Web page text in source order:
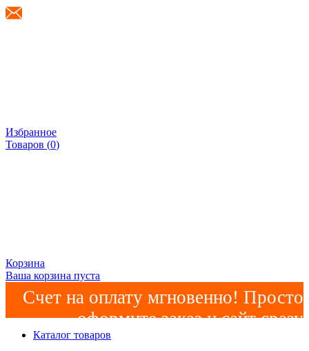
Избранное
Товаров (0)
Корзина
Ваша корзина пуста
Счет на оплату мгновенно! Просто
оформите заказ и сайт сразу
сформирует счет! Минимальная
Каталог товаров